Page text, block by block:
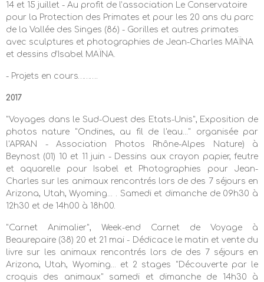
14 et 15 juillet - Au profit de l’association Le Conservatoire
pour la Protection des Primates et pour les 20 ans du parc
de la Vallée des Singes (86) - Gorilles et autres primates
avec sculptures et photographies de Jean-Charles MAÏNA
et dessins d’Isabel MAÏNA.
- Projets en cours……….
2017
"Voyages dans le Sud-Ouest des Etats-Unis", Exposition de
photos nature "Ondines, au fil de l'eau..." organisée par
l'APRAN - Association Photos Rhône-Alpes Nature) à
Beynost (01) 10 et 11 juin - Dessins aux crayon papier, feutre
et aquarelle pour Isabel et Photographies pour Jean-
Charles sur les animaux rencontrés lors de des 7 séjours en
Arizona, Utah, Wyoming... . Samedi et dimanche de 09h30 à
12h30 et de 14h00 à 18h00.
"Carnet Animalier", Week-end Carnet de Voyage à
Beaurepaire (38) 20 et 21 mai - Dédicace le matin et vente du
livre sur les animaux rencontrés lors de des 7 séjours en
Arizona, Utah, Wyoming... et 2 stages "Découverte par le
croquis des animaux" samedi et dimanche de 14h30 à